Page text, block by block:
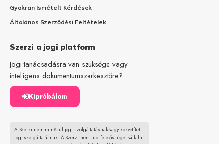
Gyakran Ismételt Kérdések
Általános Szerződési Feltételek
Szerzi a jogi platform
Jogi tanácsadásra van szüksége vagy
intelligens dokumentumszerkesztőre?
Kipróbálom
A Szerzi nem minősül jogi szolgáltatásnak vagy közvetített
jogi szolgáltatásnak. A Szerzi nem tud felelősséget vállalni